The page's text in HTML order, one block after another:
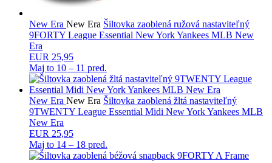
New Era New Era Šiltovka zaoblená ružová nastaviteľný
9FORTY League Essential New York Yankees MLB New
Era
EUR 25,95
Maj to 10 – 11 pred.
New Era New Era Šiltovka zaoblená žltá nastaviteľný
9TWENTY League Essential Midi New York Yankees MLB
New Era
EUR 25,95
Maj to 14 – 18 pred.